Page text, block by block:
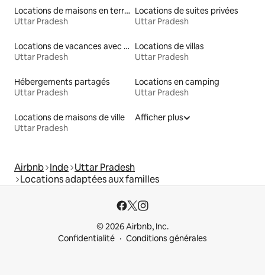
Locations de maisons en terre
Uttar Pradesh
Locations de suites privées
Uttar Pradesh
Locations de vacances avec piscine
Uttar Pradesh
Locations de villas
Uttar Pradesh
Hébergements partagés
Uttar Pradesh
Locations en camping
Uttar Pradesh
Locations de maisons de ville
Uttar Pradesh
Afficher plus
Airbnb Inde Uttar Pradesh
Locations adaptées aux familles
© 2026 Airbnb, Inc.
Confidentialité
Conditions générales